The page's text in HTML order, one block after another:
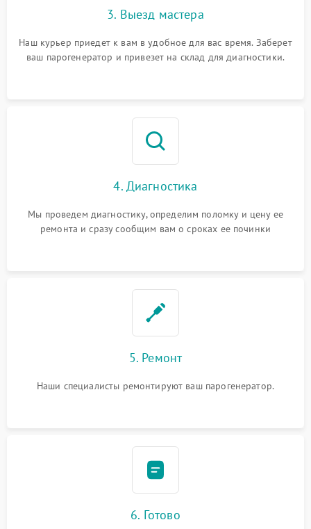
3. Выезд мастера
Наш курьер приедет к вам в удобное для вас время. Заберет
ваш парогенератор и привезет на склад для диагностики.
4. Диагностика
Мы проведем диагностику, определим поломку и цену ее
ремонта и сразу сообщим вам о сроках ее починки
5. Ремонт
Наши специалисты ремонтируют ваш парогенератор.
6. Готово